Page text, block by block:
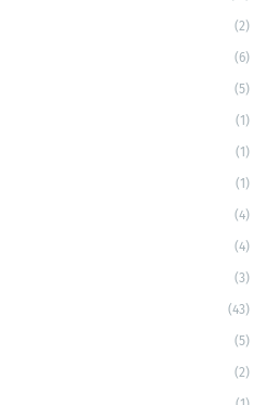
(2)
(6)
(5)
(1)
(1)
(1)
(4)
(4)
(3)
(43)
(5)
(2)